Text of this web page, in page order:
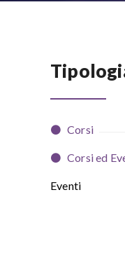
Corsi
Corsi ed
Eventi